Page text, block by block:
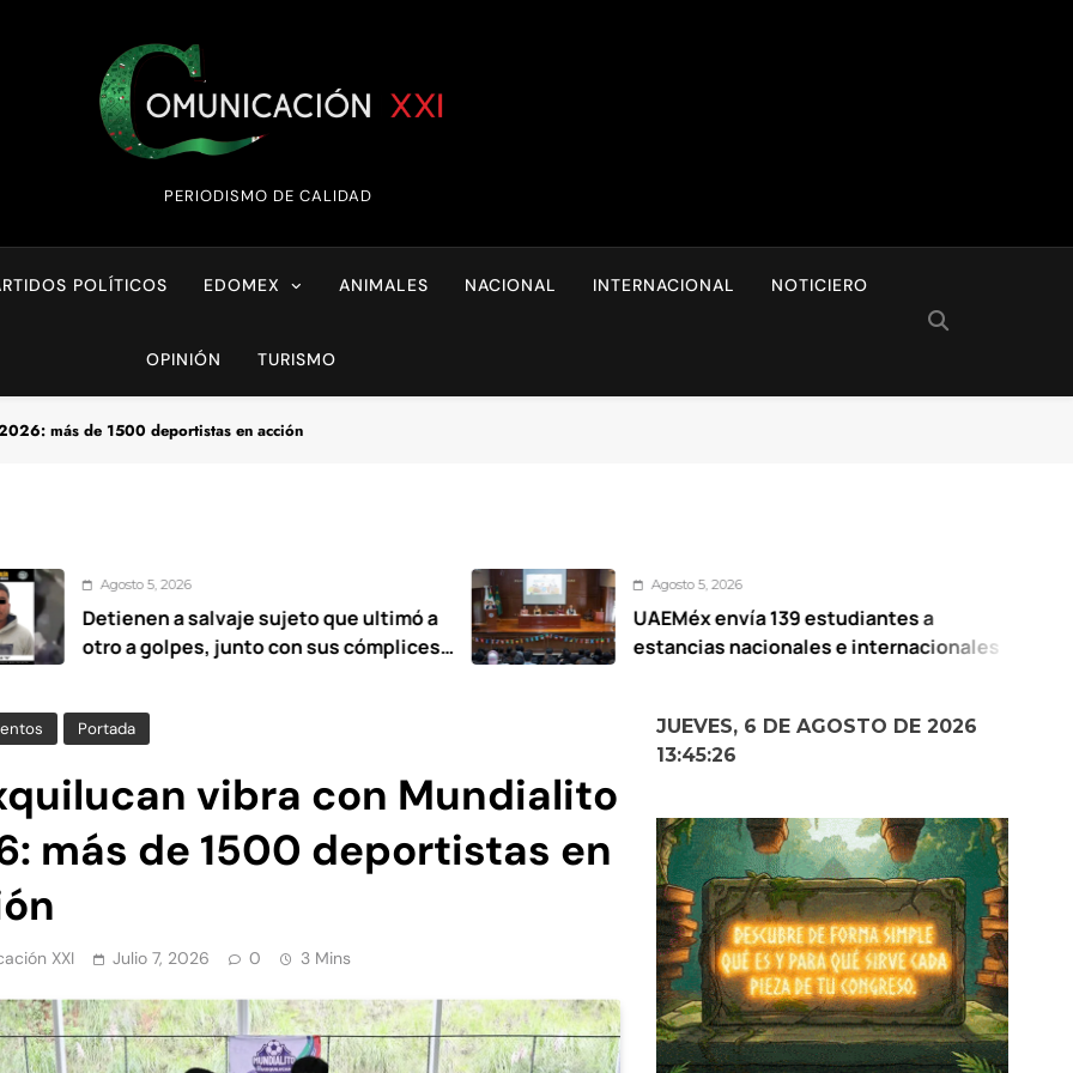
Comunicación XXI
PERIODISMO DE CALIDAD
POLÍTICOS EDOMEX ANIMALES NACIONAL INTERNACIONAL NOTICIERO
OPINIÓN TURISMO
más de 1500 deportistas en acción
2026
a salvaje sujeto que ultimó a
junto con sus cómplices
Agosto 5, 2026
UAEMéx envía 139 estudiantes a
estancias nacionales e internacionales
Portada
vibra con Mundialito
más de 1500 deportistas en
XXI Julio 7, 2026 0 3 Mins
JUEVES, 6 DE AGOSTO DE 2026
13:45:27